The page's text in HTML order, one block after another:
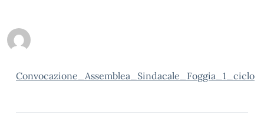
Convocazione_Assemblea_Sindacale_Foggia_1_ciclo